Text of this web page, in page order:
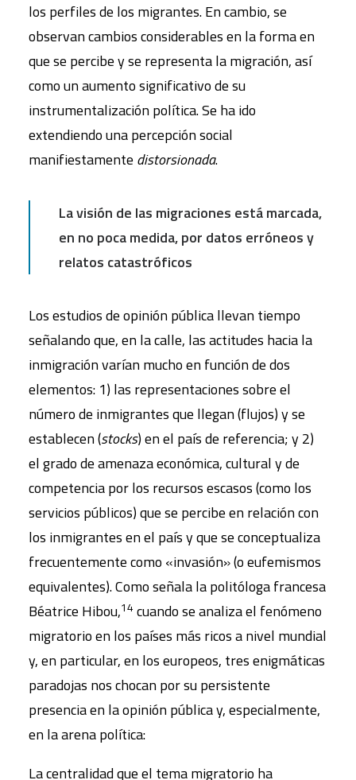
los perfiles de los migrantes. En cambio, se
observan cambios considerables en la forma en
que se percibe y se representa la migración, así
como un aumento significativo de su
instrumentalización política. Se ha ido
extendiendo una percepción social
manifiestamente distorsionada.
La visión de las migraciones está marcada,
en no poca medida, por datos erróneos y
relatos catastróficos
Los estudios de opinión pública llevan tiempo
señalando que, en la calle, las actitudes hacia la
inmigración varían mucho en función de dos
elementos: 1) las representaciones sobre el
número de inmigrantes que llegan (flujos) y se
establecen (stocks) en el país de referencia; y 2)
el grado de amenaza económica, cultural y de
competencia por los recursos escasos (como los
servicios públicos) que se percibe en relación con
los inmigrantes en el país y que se conceptualiza
frecuentemente como «invasión» (o eufemismos
equivalentes). Como señala la politóloga francesa
Béatrice Hibou,14 cuando se analiza el fenómeno
migratorio en los países más ricos a nivel mundial
y, en particular, en los europeos, tres enigmáticas
paradojas nos chocan por su persistente
presencia en la opinión pública y, especialmente,
en la arena política:
La centralidad que el tema migratorio ha